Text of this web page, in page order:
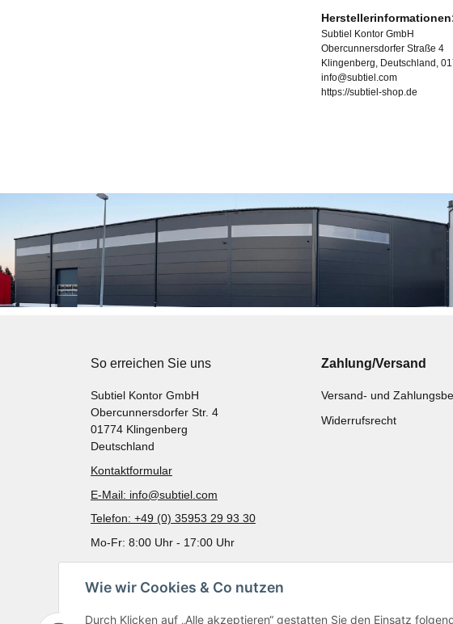
Wie wir Cookies & Co nutzen
Durch Klicken auf „Alle akzeptieren“ gestatten Sie den Einsatz
Subtiel Kontor GmbH
Obercunnersdorfer Straße 4
Klingenberg, Deutschland,
info@subtiel.com
https://subtiel-shop.de
So erreichen Sie uns
Subtiel Kontor GmbH
Obercunnersdorfer Str. 4
01774 Klingenberg
Deutschland
Kontaktformular
E-Mail: info@subtiel.com
Telefon: +49 (0) 35953 29 93 30
Mo-Fr: 8:00 Uhr - 17:00 Uhr
Zahlung/Versand
Versand- und
Widerrufsrecht
Zur